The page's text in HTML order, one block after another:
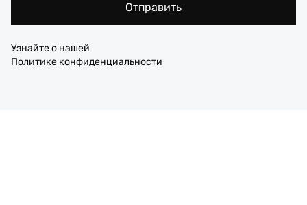
Отправить
Узнайте о нашей
Политике конфиденциальности